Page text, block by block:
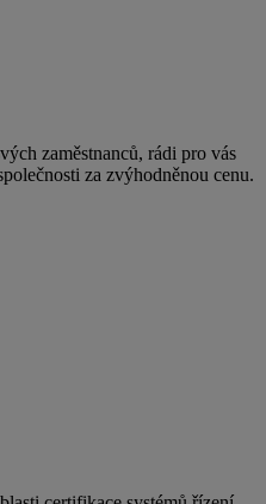
zaměstnanců, rádi pro vás
za zvýhodněnou cenu.